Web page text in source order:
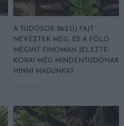
A TUDÓSOK 262 ÚJ FAJT
NEVEZTEK MEG, ÉS A FÖLD
MEGINT FINOMAN JELEZTE:
KORAI MÉG MINDENTUDÓNAK
HINNI MAGUNKAT